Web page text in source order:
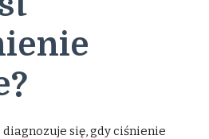
się, gdy ciśnienie